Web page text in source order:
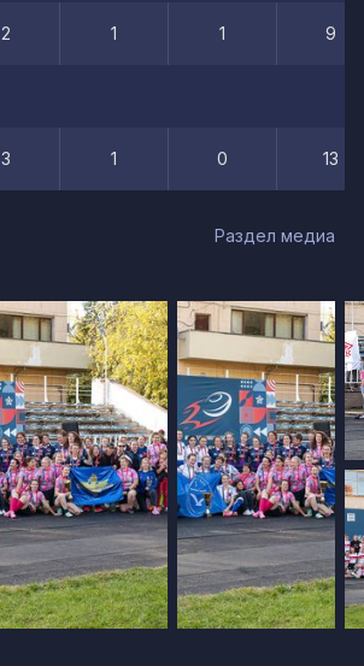
2 1 1 9
3 1 0 13
Раздел медиа